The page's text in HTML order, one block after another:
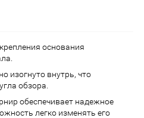
основания
изогнуто внутрь, что
обзора.
обеспечивает надежное
легко изменять его